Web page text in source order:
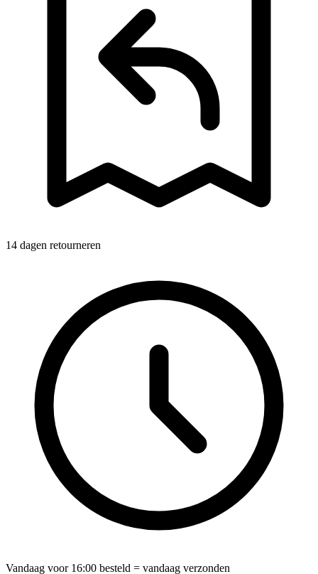
14 dagen retourneren
Vandaag voor 16:00 besteld = vandaag verzonden